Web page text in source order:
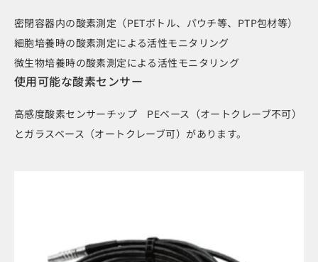
密閉容器内の酸素測定（PETボトル、パウチ等、PTP包材等）
細胞培養時の酸素測定による活性モニタリング
微生物培養時の酸素測定による活性モニタリング
使用可能な酸素センサー
高感度酸素センサーチップ PEベース（オートクレーブ不可）
とガラスベース（オートクレーブ可）があります。